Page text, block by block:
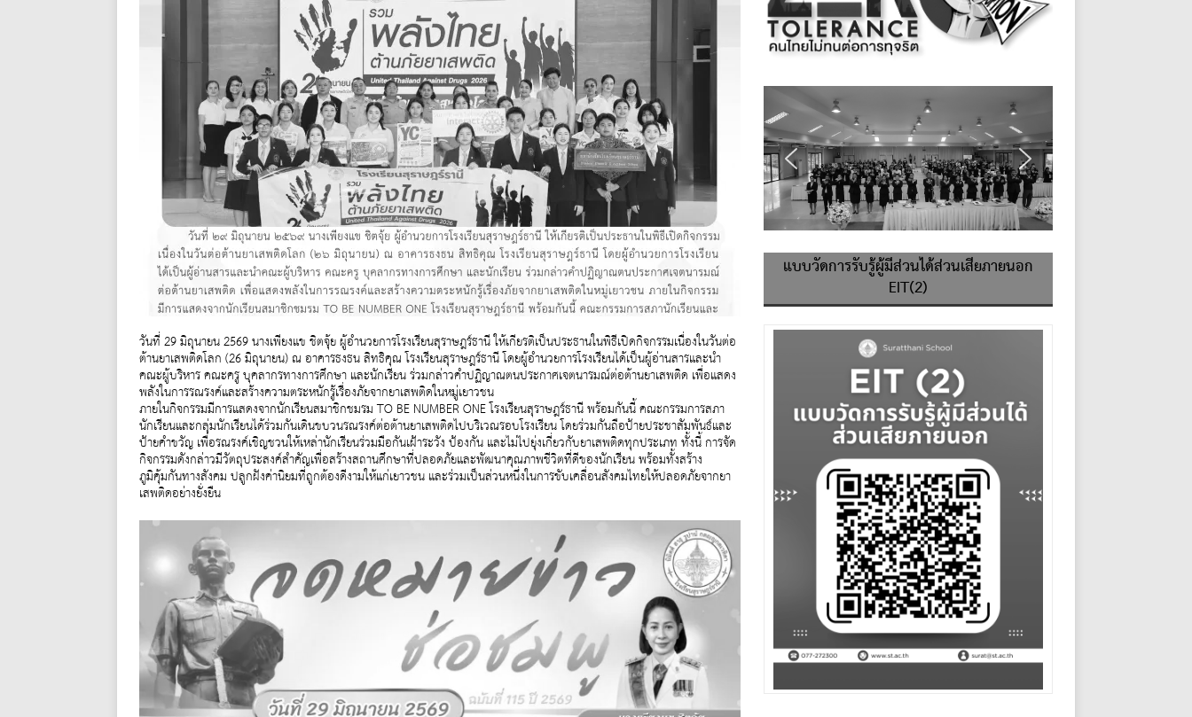
วันที่ 29 มิถุนายน 2569 นางเพียงแข ชิตจุ้ย ผู้อำนวยการโรงเรียนสุราษฎร์ธานี ให้เกียรติเป็นประธานในพิธีเปิดกิจกรรมเนื่องในวันต่อ
ต้านยาเสพติดโลก (26 มิถุนายน) ณ อาคารธงธน สิทธิคุณ โรงเรียนสุราษฎร์ธานี โดยผู้อำนวยการโรงเรียนได้เป็นผู้อ่านสารและนำ
คณะผู้บริหาร คณะครู บุคลากรทางการศึกษา และนักเรียน ร่วมกล่าวคำปฏิญาณตนประกาศเจตนารมณ์ต่อต้านยาเสพติด เพื่อแสดง
พลังในการรณรงค์และสร้างความตระหนักรู้เรื่องภัยจากยาเสพติดในหมู่เยาวชน
ภายในกิจกรรมมีการแสดงจากนักเรียนสมาชิกชมรม TO BE NUMBER ONE โรงเรียนสุราษฎร์ธานี พร้อมกันนี้ คณะกรรมการสภา
นักเรียนและกลุ่มนักเรียนได้ร่วมกันเดินขบวนรณรงค์ต่อต้านยาเสพติดไปบริเวณรอบโรงเรียน โดยร่วมกันถือป้ายประชาสัมพันธ์และ
ป้ายคำขวัญ เพื่อรณรงค์เชิญชวนให้เหล่านักเรียนร่วมมือกันเฝ้าระวัง ป้องกัน และไม่ไปยุ่งเกี่ยวกับยาเสพติดทุกประเภท ทั้งนี้ การจัด
กิจกรรมดังกล่าวมีวัตถุประสงค์สำคัญเพื่อสร้างสถานศึกษาที่ปลอดภัยและพัฒนาคุณภาพชีวิตที่ดีของนักเรียน พร้อมทั้งสร้าง
ภูมิคุ้มกันทางสังคม ปลูกฝังค่านิยมที่ถูกต้องดีงามให้แก่เยาวชน และร่วมเป็นส่วนหนึ่งในการขับเคลื่อนสังคมไทยให้ปลอดภัยจากยา
เสพติดอย่างยั่งยืน
แบบวัดการรับรู้ผู้มีส่วนได้ส่วนเสียภายนอก
EIT(2)